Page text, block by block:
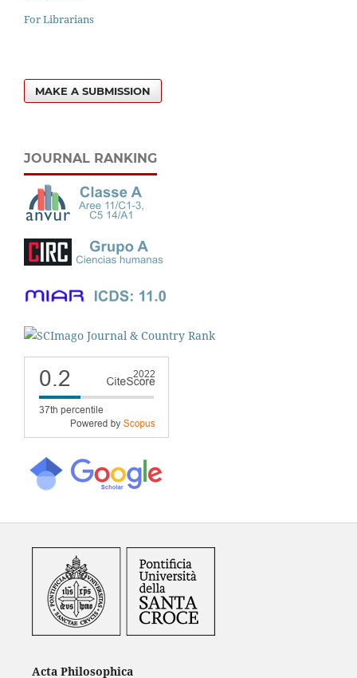
For Librarians
MAKE A SUBMISSION
JOURNAL RANKING
Acta Philosophica